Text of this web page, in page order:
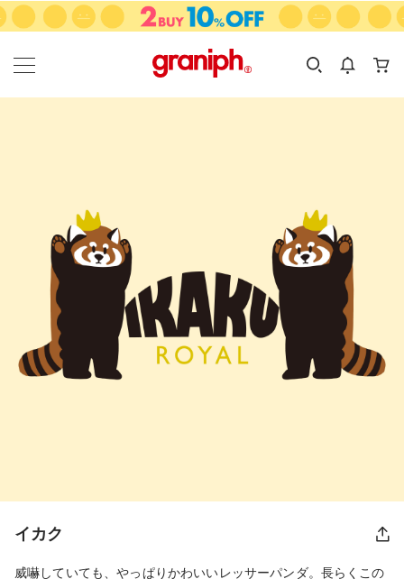
カテゴリーから探す
KIDS
カテゴリ
サイズ
イカク
威嚇していても、やっぱりかわいいレッサーパンダ。長らくこの